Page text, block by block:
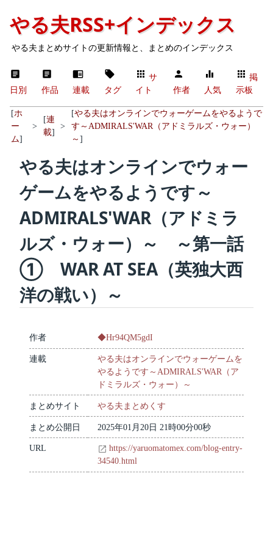
やる夫RSS+インデックス
やる夫まとめサイトの更新情報と、まとめのインデックス
日別 作品 連載 タグ
サ
イト
作者 人気
掲
示板
[ホ
ー
ム]
>
[連
載]
>
[やる夫はオンラインでウォーゲームをやるようで
す～ADMIRALS'WAR（アドミラルズ・ウォー）
～ ]
やる夫はオンラインでウォー
ゲームをやるようです～
ADMIRALS'WAR（アドミラ
ルズ・ウォー）～ ～第一話
① WAR AT SEA（英独大西
洋の戦い）～
作者 ◆Hr94QM5gdI
連載
やる夫はオンラインでウォーゲームを
やるようです～ADMIRALS'WAR（ア
ドミラルズ・ウォー）～
まとめサイト やる夫まとめくす
まとめ公開日 2025年01月20日 21時00分00秒
URL
https://yaruomatomex.com/blog-entry-
34540.html